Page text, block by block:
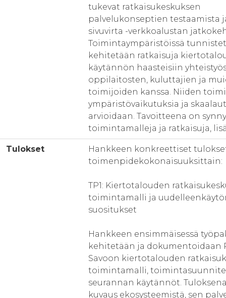
tukevat ratkaisukeskuksen
palvelukonseptien testaamista
sivuvirta -verkkoalustan
Toimintaympäristöissä
kehitetään ratkaisuja
käytännön haasteisiin
oppilaitosten, kuluttajien ja
toimijoiden kanssa. Niiden
ympäristövaikutuksia ja
arvioidaan. Tavoitteena on
toimintamalleja ja ratkaisuja,
Tulokset
Hankkeen konkreettiset
toimenpidekokonaisuuksittain:
TP1: Kiertotalouden
toimintamalli ja
suositukset
Hankkeen ensimmäisessä
kehitetään ja dokumentoidaan
Savoon kiertotalouden
toimintamalli,
seurannan käytännöt.
kuvaus ekosysteemistä, sen